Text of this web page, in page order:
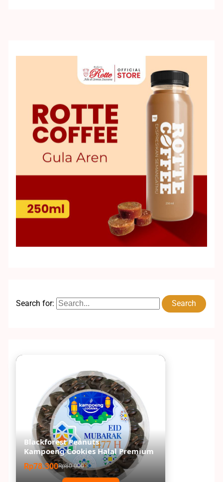
Search for:
Blackforest Peanuts
Kampoeng Cookies Halal Premium
Rp78.300Rp80.000